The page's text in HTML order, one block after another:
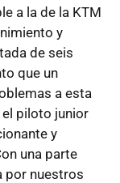
a la de la KTM
y
de seis
que un
a esta
el piloto junior
y
una parte
por nuestros